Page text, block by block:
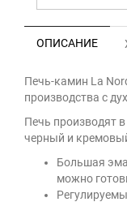
ОПИСАНИЕ
Печь-камин La
производства с
Печь производят
черный и
Большая
можно